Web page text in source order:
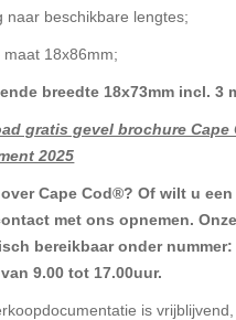
naar beschikbare lengtes;
18x86mm;
breedte 18x73mm incl. 3
gratis gevel brochure
2025
over Cape Cod®? Of wilt u
met ons opnemen.
bereikbaar onder nummer:
9.00 tot 17.00uur.
is